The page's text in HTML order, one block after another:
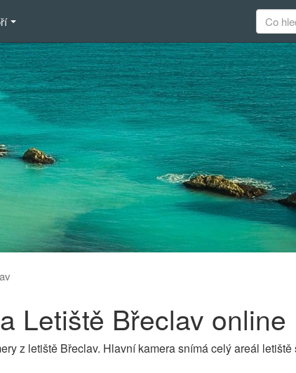
Letiště Břeclav online
z letiště Břeclav. Hlavní kamera snímá celý areál letiště